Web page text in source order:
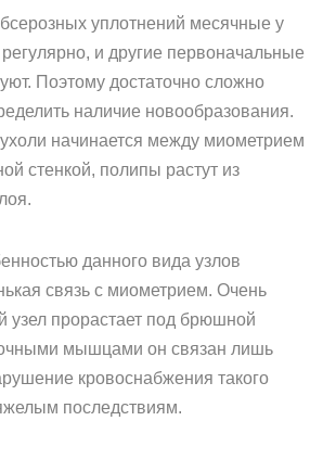
уплотнений месячные у
и другие первоначальные
Поэтому достаточно сложно
наличие новообразования.
начинается между миометрием
стенкой, полипы растут из
данного вида узлов
связь с миометрием. Очень
узел прорастает под брюшной
мышцами он связан лишь
кровоснабжения такого
последствиям.